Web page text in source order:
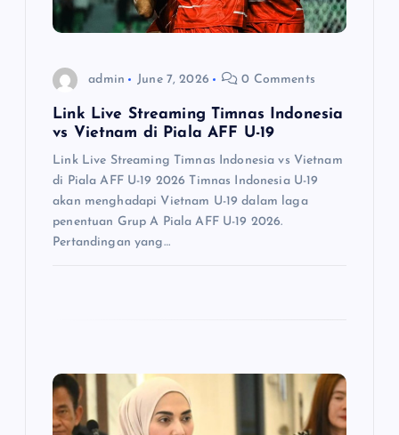
admin June 7, 2026 0 Comments
Link Live Streaming Timnas Indonesia
vs Vietnam di Piala AFF U-19
Link Live Streaming Timnas Indonesia vs Vietnam
di Piala AFF U-19 2026 Timnas Indonesia U-19
akan menghadapi Vietnam U-19 dalam laga
penentuan Grup A Piala AFF U-19 2026.
Pertandingan yang…